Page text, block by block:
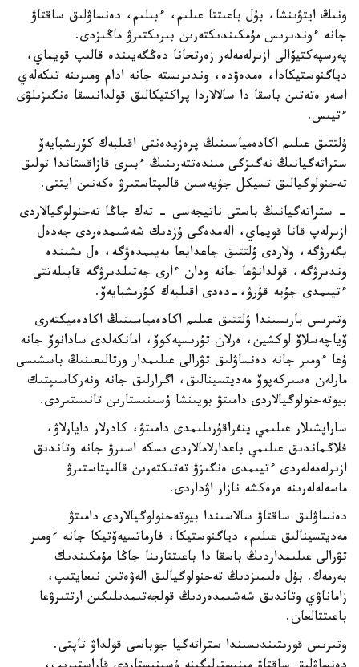
ونىڭ ايتۋىنشا، بۇل باعىتتا عىلىم، ءبىلىم، دەنساۋلىق ساقتاۋ
جانە ءوندىرىس مۇمكىندىكتەرىن بىرىكتىرۋ ماڭىزدى.
پەرسپەكتيۆالى ازىرلەمەلەر زەرتحانا دەڭگەيىندە قالىپ قويماي،
دياگنوستيكادا، ەمدەۋدە، وندىرىستە جانە ادام ومىرىنە تىكەلەي
اسەر ەتەتىن باسقا دا سالالاردا پراكتيكالىق قولدانىسقا ەنگىزىلۋى
ءتيىس.
ۇلتتىق عىلىم اكادەمياسىنىڭ پرەزيدەنتى اقىلبەك كۇرىشبايەۆ
ستراتەگيانىڭ نەگىزگى مىندەتتەرىنىڭ ءبىرى قازاقستاندا تولىق
تەحنولوگيالىق تسيكل جۇيەسىن قالىپتاستىرۋ ەكەنىن ايتتى.
- ستراتەگيانىڭ باستى ناتيجەسى - تەك جاڭا تەحنولوگيالاردى
ازىرلەپ قانا قويماي، الەمدەگى ۇزدىك شەشىمدەردى جەدەل
يگەرۋگە، ولاردى ۇلتتىق جاعدايعا بەيىمدەۋگە، ەل ىشىندە
وندىرۋگە، قولدانۋعا جانە ودان ءارى جەتىلدىرۋگە قابىلەتتى
ءتيىمدى جۇيە قۇرۋ،-دەدى اقىلبەك كۇرىشبايەۆ.
وتىرىس بارىسىندا ۇلتتىق عىلىم اكادەمياسىنىڭ اكادەميكتەرى
ۆياچەسلاۆ لوكشين، ەرلان تۇرىسپەكوۆ، امانكەلدى سادانوۆ جانە
ۇعا ءومىر جانە دەنساۋلىق تۋرالى عىلىمدار ورتالىعىنىڭ باسشىسى
مارلەن ەسىركەپوۆ مەديتسينالىق، اگرارلىق جانە ونەركاسىپتىك
بيوتەحنولوگيالاردى دامىتۋ بويىنشا ۇسىنىستارىن تانىستىردى.
ساراپشىلار عىلىمي ينفراقۇرىلىمدى دامىتۋ، كادرلار دايارلاۋ،
فلاگماندىق عىلىمي باعدارلامالاردى ىسكە اسىرۋ جانە وتاندىق
ازىرلەمەلەردى ءتيىمدى ەنگىزۋ تەتىكتەرىن قالىپتاستىرۋ
ماسەلەلەرىنە ەرەكشە نازار اۋداردى.
دەنساۋلىق ساقتاۋ سالاسىندا بيوتەحنولوگيالاردى دامىتۋ
مەديتسينالىق عىلىم، دياگنوستيكا، فارماتسيەۆتيكا جانە ءومىر
تۋرالى عىلىمداردىڭ باسقا دا باعىتتارىنا جاڭا مۇمكىندىك
بەرمەك. بۇل ەلىمىزدىڭ تەحنولوگيالىق الەۋەتىن نىعايتىپ،
زاماناۋي وتاندىق شەشىمدەردىڭ قولجەتىمدىلىگىن ارتتىرۋعا
باعىتتالعان.
وتىرىس قورىتىندىسىندا ستراتەگيا جوباسى قولداۋ تاپتى.